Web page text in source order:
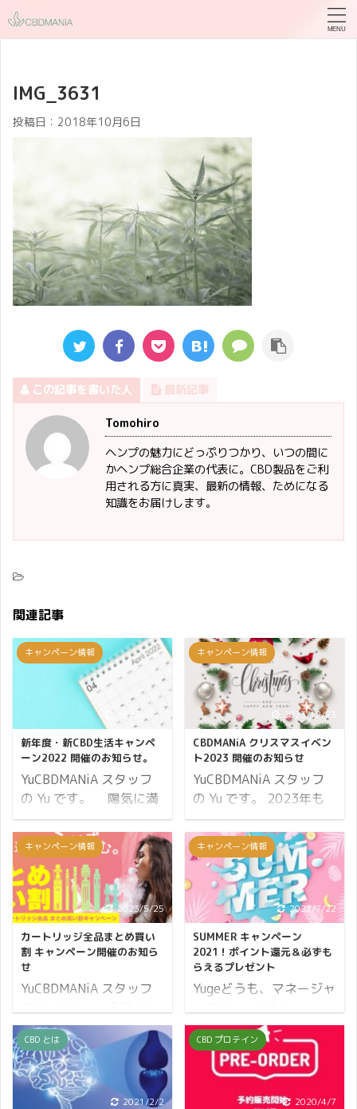
IMG_3631
投稿日： 2018年10月6日
この記事を書いた人 最新記事
Tomohiro
ヘンプの魅力にどっぷりつかり、いつの間に
かヘンプ総合企業の代表に。CBD製品をご利
用される方に真実、最新の情報、ためになる
知識をお届けします。
関連記事
キャンペーン情報
2022/4/11
新年度・新CBD生活キャンペ
ーン2022 開催のお知らせ。
YuCBDMANiA スタッフ
の Yu です。 陽気に満
ちた春となりました。 皆
さまいかがお過ごしでし
ょうか。 4月は新しい年
度がはじまります。 新年
度、新生活、入社式、入
学式もこの時期が多いで
すね。 私は新入社員でも
新入生でもありませんが
気分一新、色々な事をは
じめるうってつけの時期
だと感じています。 私達
が皆さまにオススメして
いるCBD製品も、新しい
ものを試しはじめてみた
り、新年度に是非チャレ
ンジして楽しんでいただ
キャンペーン情報
2023/12/23
CBDMANiA クリスマスイベン
ト2023 開催のお知らせ
YuCBDMANiA スタッフ
の Yu です。 2023年も
あと少しとなり、 12月
の一大イベント クリスマ
スがやってきました♪ 皆
さまお元気にお過ごしで
しょうか？ CBDMANiA
では、クリスマスから年
末年始にかけて CBD で
ゆったり過ごして頂けれ
ばと 「CBDMANiA クリ
スマスイベント2023」
と銘打ち、2日間限定で
開催いたします。 ポイン
ト大幅アップでプレゼン
トまでもらえちゃう 夢の
ようなキャンペーンです
◎ CBDMANiA は月末閉
キャンペーン情報
2023/5/25
カートリッジ全品まとめ買い
割 キャンペーン開催のお知ら
せ
YuCBDMANiA スタッフ
5月31日まで CBDMANiA
限定♪ まとめ買い割キャ
ンペーンを実施します！
まとめ買い適用となるア
イテムは… 吸う CBD カ
キャンペーン情報
2021/7/22
SUMMER キャンペーン
2021！ポイント還元＆必ずも
らえるプレゼント
Yugeどうも、マネージャ
CBDMANiA では夏の期間
に「SUMMER キャンペ
ーン2021」を開催しま
す。 キャンペーンの概要
はこちら ↯ ポイント11
CBD とは
2021/2/2
CBD プロテイン
2020/4/7